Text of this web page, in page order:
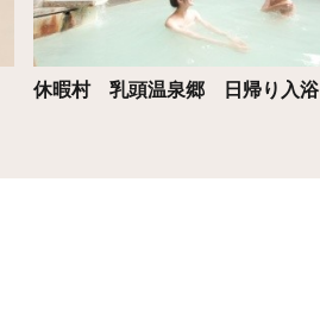
休暇村 乳頭温泉郷 日帰り入浴